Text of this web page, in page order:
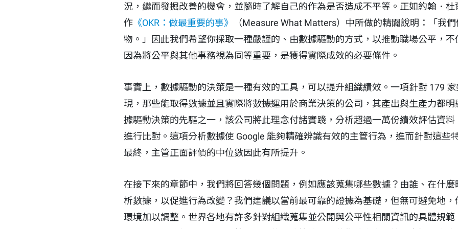
況，繼而發掘改善的機會，並隨時了解自己的作為是否造成不平等。正如約翰．
作 《OKR：做最重要的事》
（Measure What Matters）中所做的精闢說明：「我
物。」因此我們希望你採取一種嚴謹的、由數據驅動的方式，以推動職場公平，
因為將公平與其他事務視為同等重要，是獲得實際成效的必要條件。
事實上，數據驅動的決策是一種有效的工具，可以提升組織績效。一項針對 179
現，那些能取得數據並且實際將數據運用於商業決策的公司，其產出與生產力都
據驅動決策的先驅之一，該公司將此理念付諸實踐，分析超過一萬份績效評估資
進行比對。這項分析數據使 Google 能夠精確辨識有效的主管行為，進而針對這些
最終，主管正面評價的中位數因此有所提升。
在接下來的章節中，我們將回答幾個問題，例如應該蒐集哪些數據？由誰、在什
析數據，以促進行為改變？我們建議以當前最可靠的證據為基礎，但無可避免地
環境加以調整。世界各地有許多針對組織蒐集並公開與公平性相關資訊的具體規